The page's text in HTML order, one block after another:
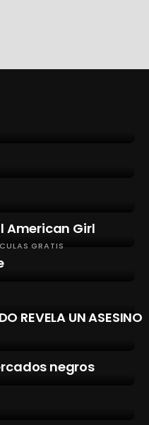
American Girl
GRATIS
REVELA UN ASESINO
negros